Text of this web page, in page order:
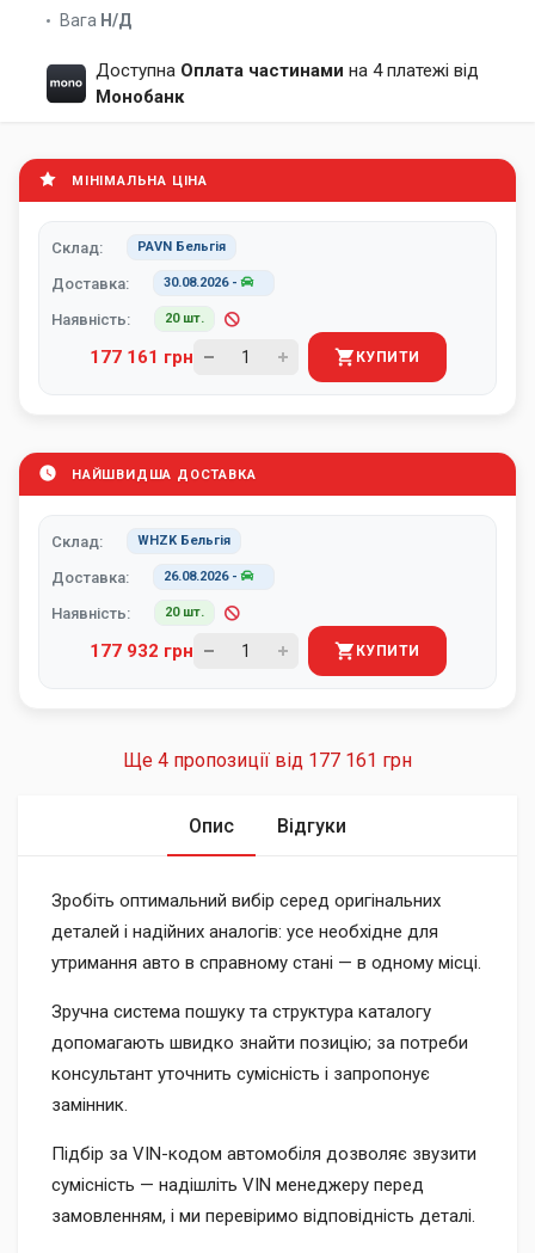
Вага Н/Д
Доступна Оплата частинами на 4 платежі від
Монобанк
МІНІМАЛЬНА ЦІНА
Склад: PAVN Бельгія
Доставка: 30.08.2026-
Наявність: 20 шт.
177 161 грн КУПИТИ
НАЙШВИДША ДОСТАВКА
Склад: WHZK Бельгія
Доставка: 26.08.2026-
Наявність: 20 шт.
177 932 грн КУПИТИ
Ще 4 пропозиції від 177 161 грн
Опис Відгуки
Зробіть оптимальний вибір серед оригінальних
деталей і надійних аналогів: усе необхідне для
утримання авто в справному стані — в одному місці.
Зручна система пошуку та структура каталогу
допомагають швидко знайти позицію; за потреби
консультант уточнить сумісність і запропонує
замінник.
Підбір за VIN-кодом автомобіля дозволяє звузити
сумісність — надішліть VIN менеджеру перед
замовленням, і ми перевіримо відповідність деталі.